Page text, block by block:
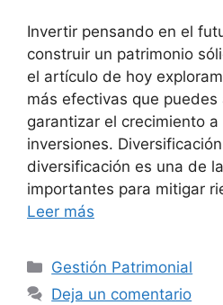
Invertir pensando en el
construir un patrimonio
el artículo de hoy
más efectivas que puedes
garantizar el crecimiento
inversiones.
diversificación es una de
importantes para mitigar
Leer más
Gestión Patrimonial
Deja un comentario